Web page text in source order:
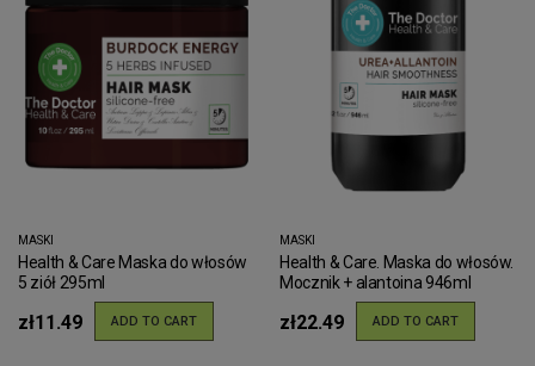
MASKI
Health & Care Maska do włosów
5 ziół 295ml
zł11.49 ADD TO CART
MASKI
Health & Care. Maska do włosów.
Mocznik + alantoina 946ml
zł22.49 ADD TO CART